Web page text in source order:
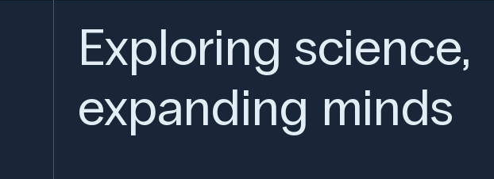
Exploring science,
expanding minds